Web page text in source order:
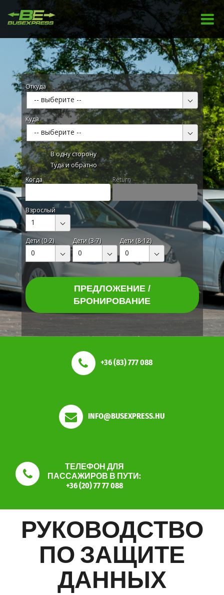
Откуда
-- выберите --
Куда
-- выберите --
В одну сторону
Туда и обратно
Kогда
Return
Взрослый
1
Дети (0-2)
0
Дети (3-7)
0
Дети (8-12)
0
ПРЕДЛОЖЕНИЕ /
БРОНИРОВАНИЕ
+36 (83) 777 088
INFO@BUSEXPRESS.HU
ТЕЛЕФОН ДЛЯ
ПАССАЖИРОВ В ПУТИ:
+36 (20) 77 77 088
РУКОВОДСТВО
ПО ЗАЩИТЕ
ДАННЫХ